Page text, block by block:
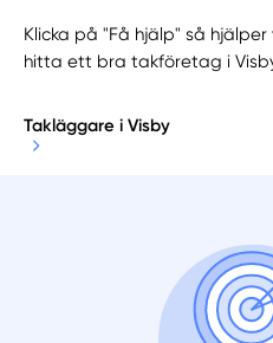
Klicka på "Få hjälp" så
hitta ett bra takföretag i
Takläggare i Visby